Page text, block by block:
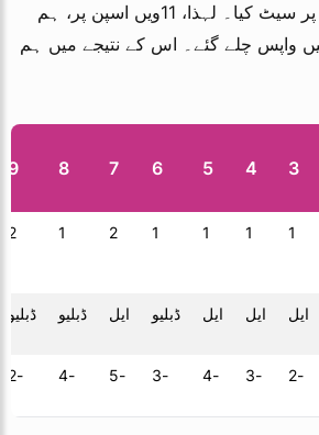
نے جیت کا سلسلہ تین پر سیٹ کیا۔ لہذا، 11ویں اسپن پر، ہم
واپس چلے گئے۔ اس کے نتیجے میں ہم
3
4
5
6
7
8
9
1
1
1
1
2
1
2
ایل ایل ایل ڈبلیو ایل ڈبلیو ڈبلیو
-2
-3
-4
-3
-5
-4
-2